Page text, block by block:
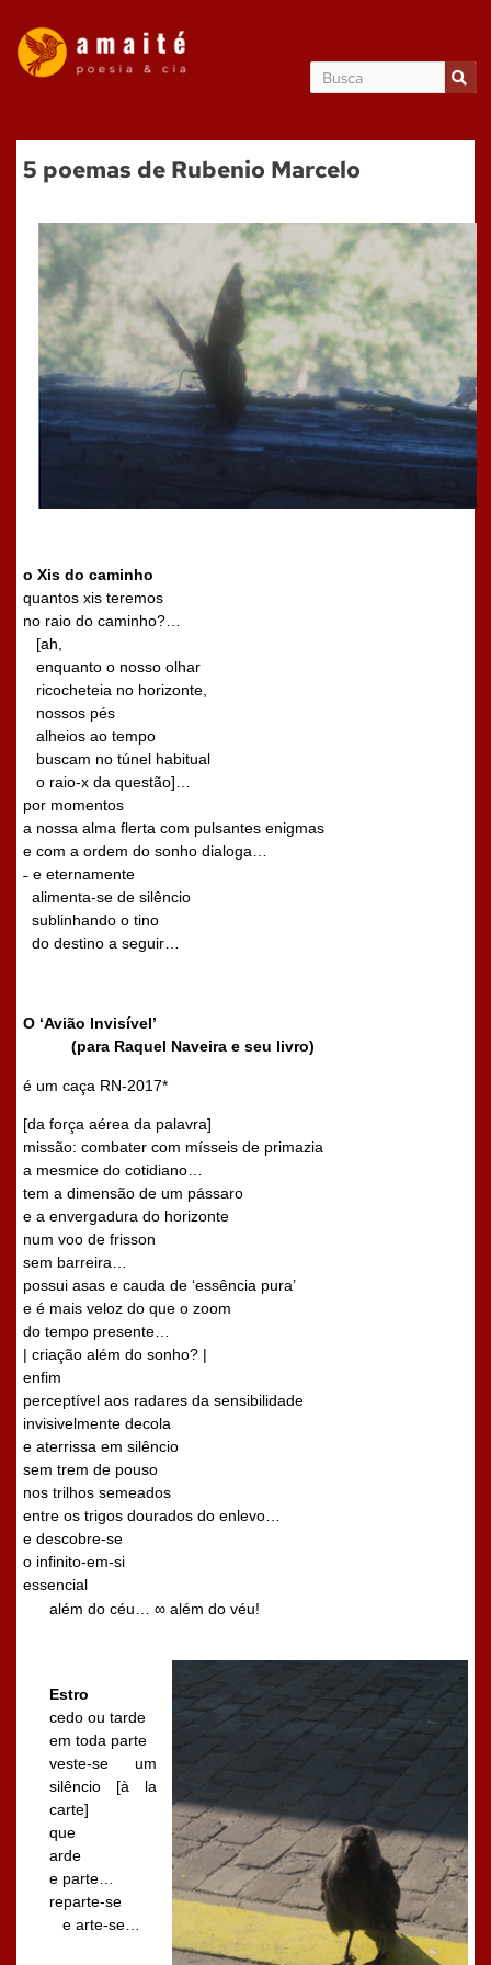
5 poemas de Rubenio Marcelo
o Xis do caminho
quantos xis teremos
no raio do caminho?…
[ah,
enquanto o nosso olhar
ricocheteia no horizonte,
nossos pés
alheios ao tempo
buscam no túnel habitual
o raio-x da questão]…
por momentos
a nossa alma flerta com pulsantes enigmas
e com a ordem do sonho dialoga…
˗ e eternamente
alimenta-se de silêncio
sublinhando o tino
do destino a seguir…
O ‘Avião Invisível’
(para Raquel Naveira e seu livro)
é um caça RN-2017*
[da força aérea da palavra]
missão: combater com mísseis de primazia
a mesmice do cotidiano…
tem a dimensão de um pássaro
e a envergadura do horizonte
num voo de frisson
sem barreira…
possui asas e cauda de ‘essência pura’
e é mais veloz do que o zoom
do tempo presente…
| criação além do sonho? |
enfim
perceptível aos radares da sensibilidade
invisivelmente decola
e aterrissa em silêncio
sem trem de pouso
nos trilhos semeados
entre os trigos dourados do enlevo…
e descobre-se
o infinito-em-si
essencial
além do céu… ∞ além do véu!
Estro
cedo ou tarde
em toda parte
veste-se um
silêncio [à la
carte]
que
arde
e parte…
reparte-se
e arte-se…